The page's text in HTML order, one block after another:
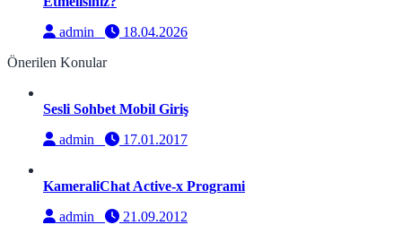
admin
18.04.2026
Önerilen Konular
Sesli Sohbet Mobil Giriş
admin
17.01.2017
KameraliChat Active-x Programi
admin
21.09.2012